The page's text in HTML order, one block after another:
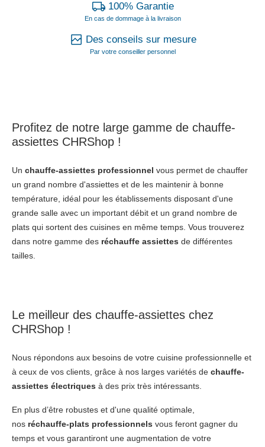
100% Garantie
En cas de dommage à la livraison
Des conseils sur mesure
Par votre conseiller personnel
Profitez de notre large gamme de chauffe-
assiettes CHRShop !
Un chauffe-assiettes professionnel vous permet de chauffer
un grand nombre d'assiettes et de les maintenir à bonne
température, idéal pour les établissements disposant d'une
grande salle avec un important débit et un grand nombre de
plats qui sortent des cuisines en même temps. Vous trouverez
dans notre gamme des réchauffe assiettes de différentes
tailles.
Le meilleur des chauffe-assiettes chez
CHRShop !
Nous répondons aux besoins de votre cuisine professionnelle et
à ceux de vos clients, grâce à nos larges variétés de chauffe-
assiettes électriques à des prix très intéressants.
En plus d’être robustes et d'une qualité optimale,
nos réchauffe-plats professionnels vous feront gagner du
temps et vous garantiront une augmentation de votre